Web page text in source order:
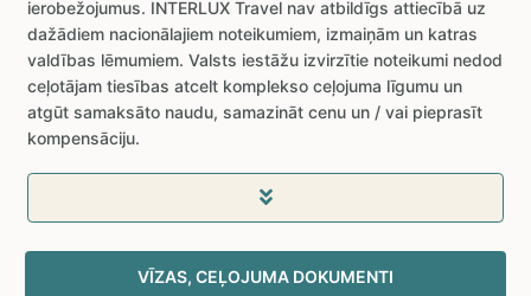
ierobežojumus. INTERLUX Travel nav atbildīgs attiecībā uz
dažādiem nacionālajiem noteikumiem, izmaiņām un katras
valdības lēmumiem. Valsts iestāžu izvirzītie noteikumi nedod
ceļotājam tiesības atcelt komplekso ceļojuma līgumu un
atgūt samaksāto naudu, samazināt cenu un / vai pieprasīt
kompensāciju.
VĪZAS, CEĻOJUMA DOKUMENTI